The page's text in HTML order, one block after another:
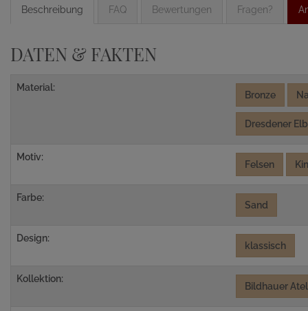
Beschreibung FAQ Bewertungen Fragen?
DATEN & FAKTEN
Material:
Bronze
Dresdener
Motiv:
Felsen
Farbe:
Sand
Design:
klassisch
Kollektion:
Bildhauer